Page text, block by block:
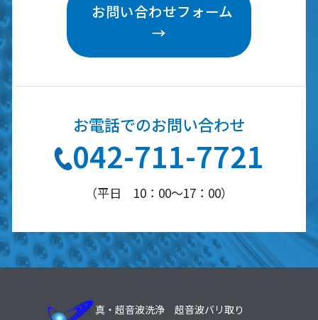
お問い合わせフォーム
→
お電話でのお問い合わせ
042-711-7721
（平日 10：00～17：00）
真・超音波洗浄 超音波バリ取り